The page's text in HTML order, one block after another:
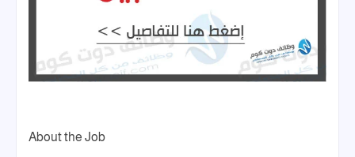
About the Job